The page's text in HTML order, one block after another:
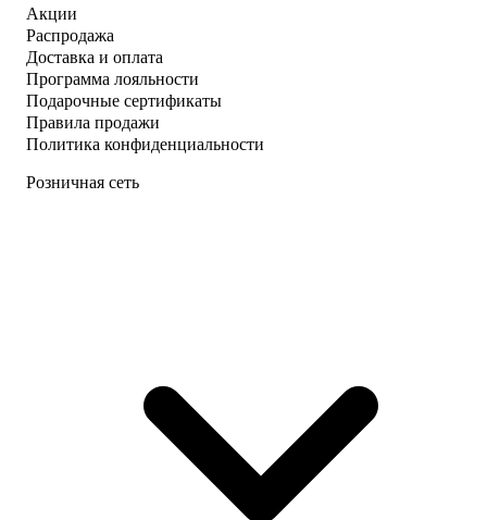
Акции
Распродажа
Доставка и оплата
Программа лояльности
Подарочные сертификаты
Правила продажи
Политика конфиденциальности
Розничная сеть